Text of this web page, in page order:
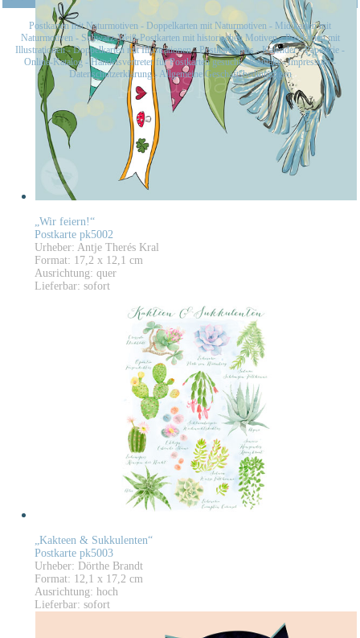
„Wir feiern!“
Postkarte pk5002
Urheber: Antje Therés Kral
Format: 17,2 x 12,1 cm
Ausrichtung: quer
Lieferbar: sofort
„Kakteen & Sukkulenten“
Postkarte pk5003
Urheber: Dörthe Brandt
Format: 12,1 x 17,2 cm
Ausrichtung: hoch
Lieferbar: sofort
Postkarten mit Naturmotiven - Doppelkarten mit Naturmotiven - Midikarten mit
Naturmotiven - Schwarz-Weiß-Postkarten mit historischen Motiven-Postkarten mit
Illustrationen-Doppelkarten mit Illustrationen-Postkartensets-Kalender-Papeterie -
Online-Katalog -Handelsvertreter für Postkarten gesucht-Kontakt-Impressum-
Datenschutzerklärung- Allgemeine Geschäftsbedingungen